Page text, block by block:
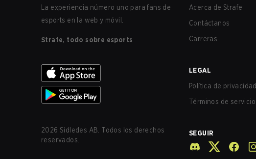
La experiencia número uno para fans de
esports en la web y móvil.
Strafe, todo sobre esports
2026 Sidledes AB. Todos los derechos
reservados.
Acerca de Strafe
Contáctanos
Carreras
LEGAL
Política de privacidad
Términos de servicio
SEGUIR